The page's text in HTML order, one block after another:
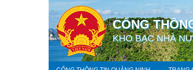
CỔNG
KHO BẠC NHÀ